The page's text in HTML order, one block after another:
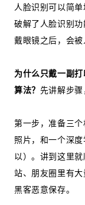
人脸识别可以简
破解了人脸识别
戴眼镜之后，会被
为什么只戴一副
算法？ 先讲解步骤
第一步，准备三
照片，和一个深
以）。讲到这里
站、朋友圈里有
黑客恶意保存。